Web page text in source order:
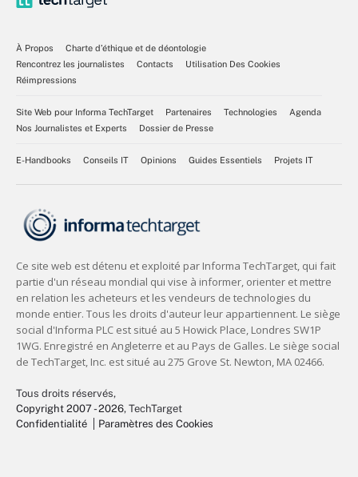
À Propos
Charte d’éthique et de déontologie
Rencontrez les journalistes
Contacts
Utilisation Des Cookies
Réimpressions
Site Web pour Informa TechTarget Partenaires Technologies
Agenda
Nos Journalistes et Experts
Dossier de Presse
E-Handbooks Conseils IT Opinions Guides Essentiels Projets IT
Tous droits réservés,
Copyright 2007 - 2026, TechTarget
Confidentialité
Paramètres des Cookies